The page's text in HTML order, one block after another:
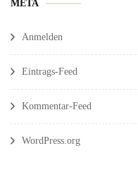
META
Anmelden
Eintrags-Feed
Kommentar-Feed
WordPress.org